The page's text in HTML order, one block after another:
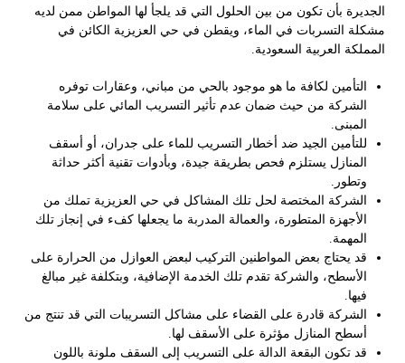
الجديرة بأن تكون من بين الحلول التي قد يلجأ لها المواطن ممن لديه
مشكلة التسربات في الماء، ويقطن في حي العزيزية الكائن في
المملكة العربية السعودية.
التأمين لكافة ما هو موجود بالحي من مباني، وعقارات توفره
الشركة من حيث ضمان عدم تأثير التسريب المائي على سلامة
المبنى.
للتأمين الجيد ضد أخطار التسريب للماء على جدران، أو أسقف
المنازل يستلزم فحص بطريقة جيدة، وبأدوات تقنية أكثر حداثة
وتطور.
الشركة المختصة لحل تلك المشاكل في حي العزيزية تملك من
الأجهزة المتطورة، والعمالة المدربة ما يجعلها كفء في إنجاز تلك
المهمة.
قد يحتاج بعض المواطنين التركيب لبعض العوازل من الحرارة على
الأسطح، والشركة تقدم تلك الخدمة الإضافية، وبتكلفة غير مبالغ
فيها.
الشركة قادرة على القضاء على مشاكل التسريبات التي قد تنتج من
أسطح المنازل مؤثرة على الأسقف لها.
قد تكون البقعة الدالة على التسريب إلى السقف ملونة باللون